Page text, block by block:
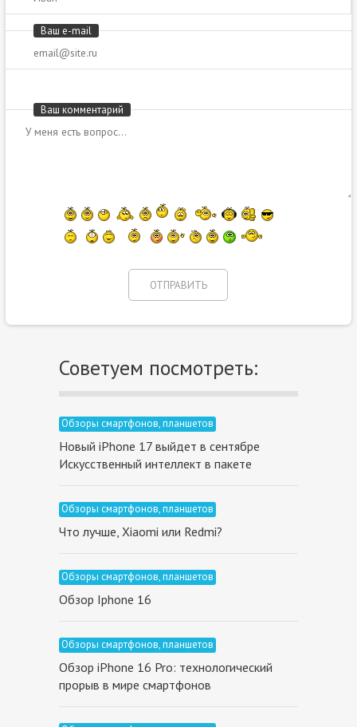
Ваш e-mail
Ваш комментарий
Советуем посмотреть:
Обзоры смартфонов, планшетов
Новый iPhone 17 выйдет в сентябре
Искусственный интеллект в пакете
Обзоры смартфонов, планшетов
Что лучше, Xiaomi или Redmi?
Обзоры смартфонов, планшетов
Обзор Iphone 16
Обзоры смартфонов, планшетов
Обзор iPhone 16 Pro: технологический
прорыв в мире смартфонов